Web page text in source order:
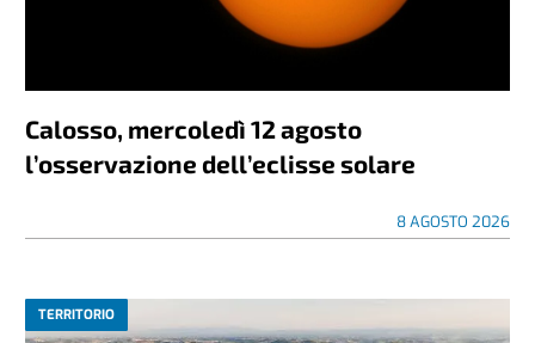
Calosso, mercoledì 12 agosto
l’osservazione dell’eclisse solare
8 AGOSTO 2026
TERRITORIO